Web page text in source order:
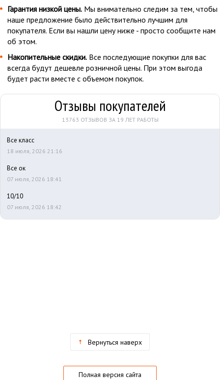
Гарантия низкой цены. Мы внимательно следим за тем, чтобы
наше предложение было действительно лучшим для
покупателя. Если вы нашли цену ниже - просто сообщите нам
об этом.
Накопительные скидки. Все последующие покупки для вас
всегда будут дешевле розничной цены. При этом выгода
будет расти вместе с объемом покупок.
Отзывы покупателей
13763 ОТЗЫВОВ ЗА 19 ЛЕТ РАБОТЫ
Все класс
18 июля, 2026 21:16
Все ок
07 июля, 2026 18:41
10/10
07 июля, 2026 18:42
Вернуться наверх
Полная версия сайта